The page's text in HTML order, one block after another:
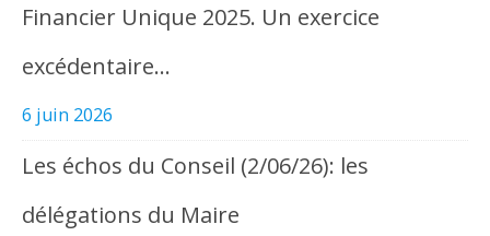
Financier Unique 2025. Un exercice
excédentaire…
6 juin 2026
Les échos du Conseil (2/06/26): les
délégations du Maire